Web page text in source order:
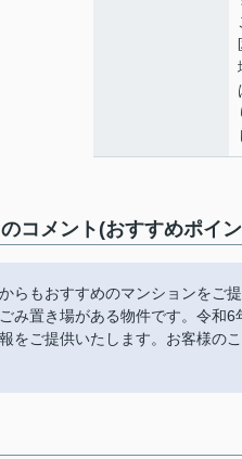
コメント(おすすめポイ
らもおすすめのマンションをご
み置き場がある物件です。令和
ご提供いたします。お客様の